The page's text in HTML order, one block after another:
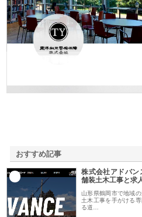
おすすめ記事
株式会社アドバン
舗装土木工事と求
山形県鶴岡市で地域
土木工事を手がける
る道…